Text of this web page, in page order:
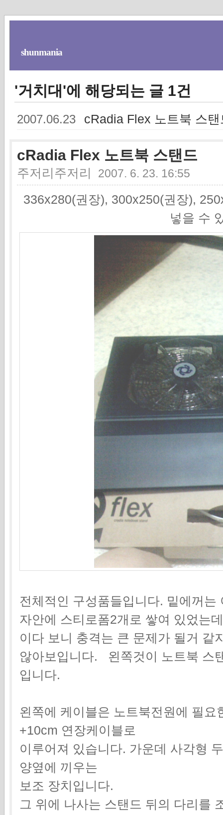
shunmania
'거치대'에 해당되는 글 1건
2007.06.23 cRadia Flex 노트북 스탠
cRadia Flex 노트북 스탠드
주저리주저리 2007. 6. 23. 16:55
336x280(권장), 300x250(권장),
넣을 수
전체적인 구성품들입니다. 밑에꺼
자안에 스티로폼2개로 쌓여 있었는
이다 보니 충격는 큰 문제가 될거 같
않아보입니다. 왼쪽것이 노트북 스
입니다.
왼쪽에 케이블은 노트북전원에 필
+10cm 연장케이블로
이루어져 있습니다. 가운데 사각형
양옆에 끼우는
보조 장치입니다.
그 위에 나사는 스탠드 뒤의 다리를